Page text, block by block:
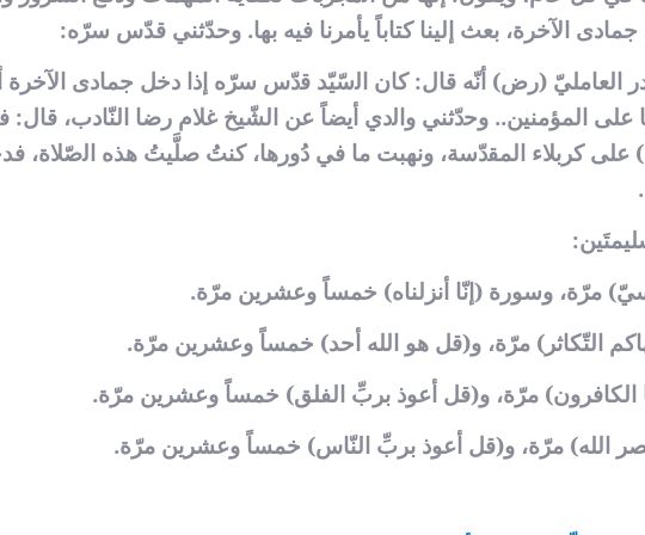
الآخرة، بعث ﺇﻟﻴﻨﺎ ﻛﺘﺎباً يأمرنا ﻓﻴﻪ ﺑﻬﺎ. وحدّثني قدّس سرّه:
ﺍﻟﻌﺎﻣﻠﻲّ (ﺭﺽ) أنّه ﻗﺎﻝ: ﻛﺎﻥ ﺍﻟسّيّد ﻗدّﺱ سرّه ﺇﺫﺍ دخل ﺟﻤﺎﺩﻯ الآخرة
ﻋﻠﻰ المؤمنين.. ﻭﺣدّﺛﻨﻲ ﻭﺍﻟدﻱ أيضاً عن ﺍﻟﺸّﻴﺦ ﻏﻼ‌ﻡ ﺭﺿﺎ ﺍﻟﻨّﺎﺩﺏ، ﻗﺎﻝ:
ﻋﻠﻰ كربلاء ﺍﻟﻤﻘدّﺳﺔ، ﻭنهبت ﻣﺎ ﻓﻲ دُورها، كنتُ صلَّيتُ هذه ﺍﻟصّلاة،
مرّة، وسورة (إنّا أنزلناه) خمساً وعشرين مرّة.
التّكاثر) مرّة، و(قل هو الله أحد) خمساً وعشرين مرّة.
الكافرون) مرّة، و(قل أعوذ بربِّ الفلق) خمساً وعشرين مرّة.
نصر الله) مرّة، و(قل أعوذ بربِّ النّاس) خمساً وعشرين مرّة.